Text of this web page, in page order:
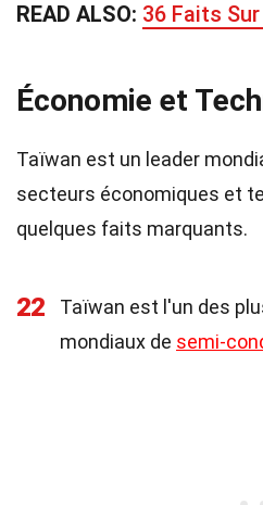
READ ALSO: 36 Faits
Économie et
Taïwan est un leader
secteurs économiques et
quelques faits marquants.
22
Taïwan est l'un des
mondiaux de semi-